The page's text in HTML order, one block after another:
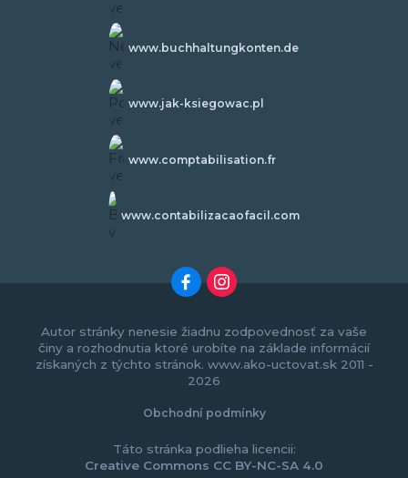
www.buchhaltungkonten.de
www.jak-ksiegowac.pl
www.comptabilisation.fr
www.contabilizacaofacil.com
Autor stránky nenesie žiadnu zodpovednosť za vaše
činy a rozhodnutia ktoré urobíte na základe informácií
získaných z týchto stránok. www.ako-uctovat.sk 2011 -
2026
Obchodní podmínky
Táto stránka podlieha licencii:
Creative Commons CC BY-NC-SA 4.0